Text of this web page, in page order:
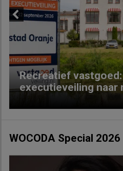
Recreatief
executieveiling naar
WOCODA Special 2026